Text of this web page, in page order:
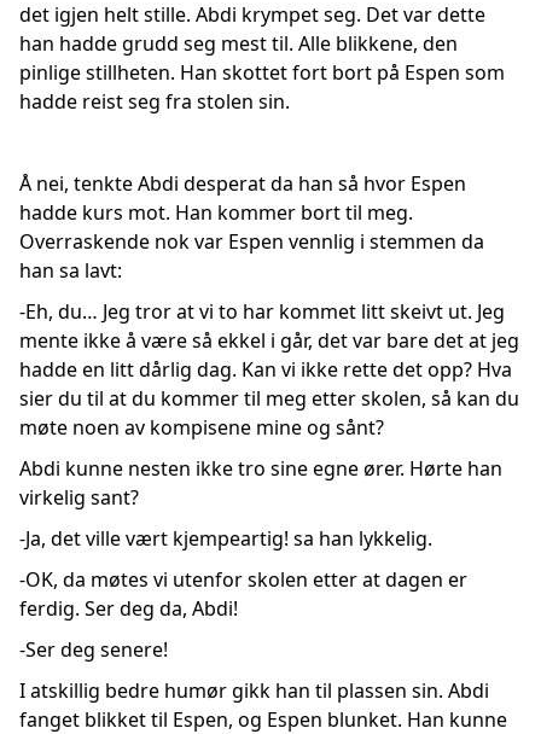
det igjen helt stille. Abdi krympet seg. Det var dette
han hadde grudd seg mest til. Alle blikkene, den
pinlige stillheten. Han skottet fort bort på Espen som
hadde reist seg fra stolen sin.
Å nei, tenkte Abdi desperat da han så hvor Espen
hadde kurs mot. Han kommer bort til meg.
Overraskende nok var Espen vennlig i stemmen da
han sa lavt:
-Eh, du… Jeg tror at vi to har kommet litt skeivt ut. Jeg
mente ikke å være så ekkel i går, det var bare det at jeg
hadde en litt dårlig dag. Kan vi ikke rette det opp? Hva
sier du til at du kommer til meg etter skolen, så kan du
møte noen av kompisene mine og sånt?
Abdi kunne nesten ikke tro sine egne ører. Hørte han
virkelig sant?
-Ja, det ville vært kjempeartig! sa han lykkelig.
-OK, da møtes vi utenfor skolen etter at dagen er
ferdig. Ser deg da, Abdi!
-Ser deg senere!
I atskillig bedre humør gikk han til plassen sin. Abdi
fanget blikket til Espen, og Espen blunket. Han kunne